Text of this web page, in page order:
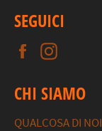
SEGUICI
Facebook
CHI SIAMO
QUALCOSA DI NOI